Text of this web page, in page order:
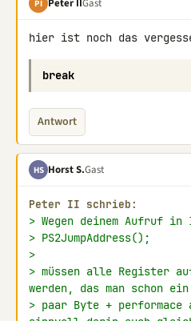
PI
hier ist noch das
break
Antwort
HS Horst S.Gast
Peter II schrieb:
> Wegen deinem Aufruf in
> PS2JumpAddress();
>
> müssen alle Register
werden, das man schon ein
> paar Byte +